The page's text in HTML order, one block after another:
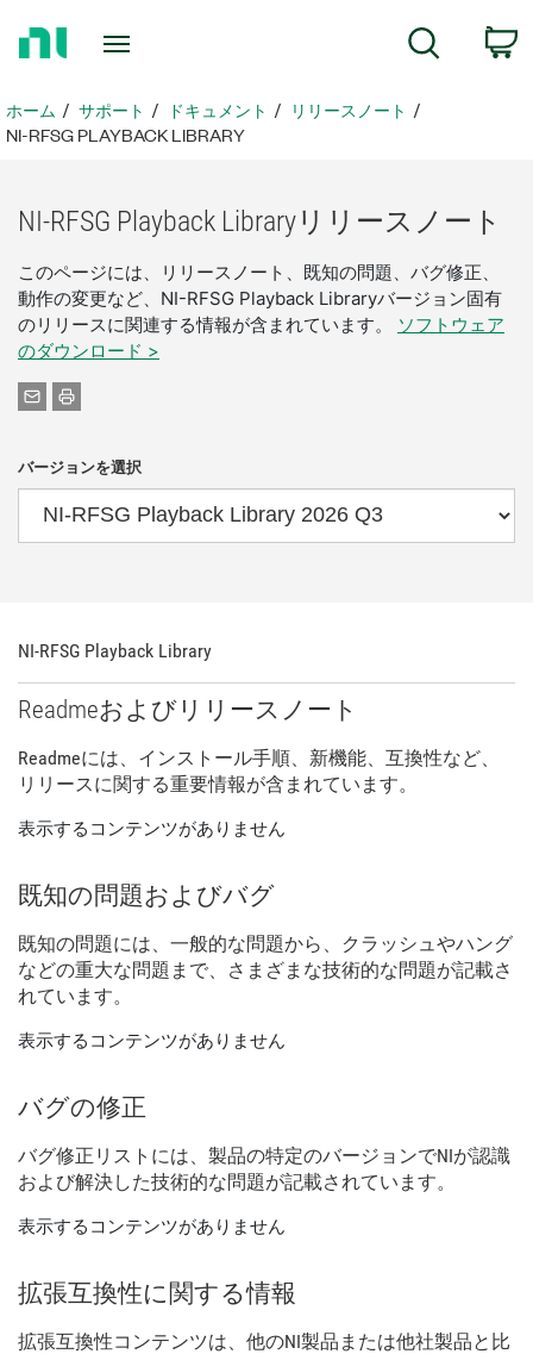
ペ
ー
ホーム サポート ドキュメント
リリースノート
NI-RFSG PLAYBACK LIBRARY
NI-RFSG Playback Libraryリリース ノート
このページには、リリースノート、既知の問題、バグ修正、
動作の変更など、NI-RFSG Playback Libraryバージョン固有
のリリースに関連する情報が含まれています。
ソフトウェア
のダウンロード >
バージョンを選択
NI-RFSG Playback Library
Readmeおよび リリース ノート
Readmeには、 インストール手順、 新機能、 互換性など、
リリースに関する重要情報が含 まれてい ます。
表示するコンテンツがありません
既知の問題およびバグ
既知の問題には、 一般的な問題から、 クラッシュやハング
などの重大な問題 まで、 さまざま な技術的な問題が記載さ
れてい ます。
表示するコンテンツがありません
バグの修正
バグ修正 リスト には、 製品の特定のバージョンでNIが認識
および解決した技術的な問題が記載されてい ます。
表示するコンテンツがありません
拡張互換性に関する情報
拡張互換性コンテンツは、 他のNI製品 または他社製品と 比